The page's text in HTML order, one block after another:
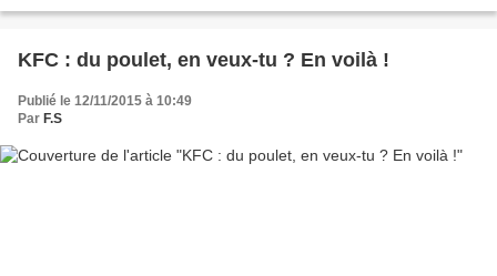
KFC : du poulet, en veux-tu ? En voilà !
Publié le 12/11/2015 à 10:49
Par F.S